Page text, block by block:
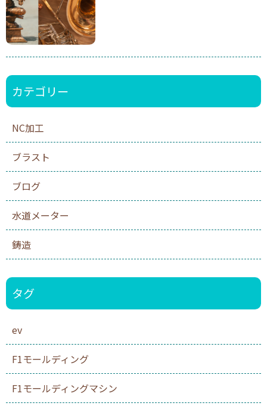
カテゴリー
NC加工
ブラスト
ブログ
水道メーター
鋳造
タグ
ev
F1モールディング
F1モールディングマシン